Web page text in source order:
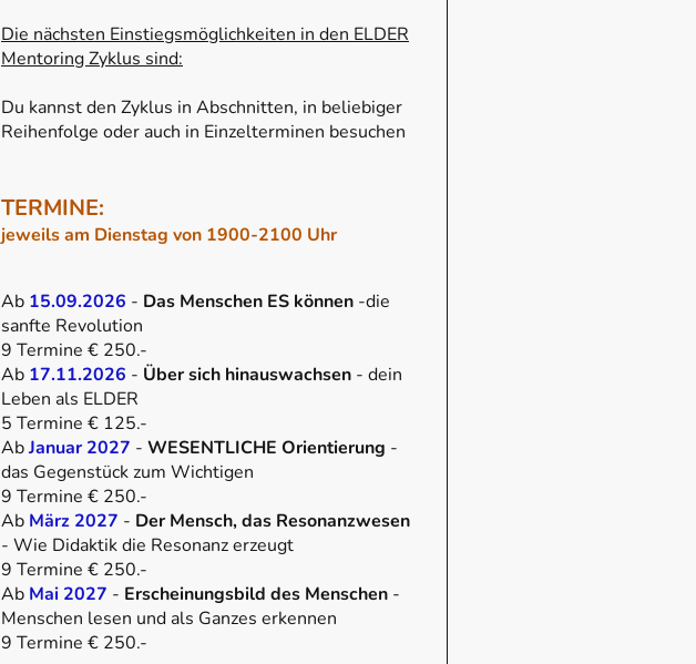
Die nächsten Einstiegsmöglichkeiten in den ELDER
Mentoring Zyklus sind:
Du kannst den Zyklus in Abschnitten, in beliebiger
Reihenfolge oder auch in Einzelterminen besuchen
TERMINE:
jeweils am Dienstag von 1900-2100 Uhr
Ab 15.09.2026 - Das Menschen ES können -die
sanfte Revolution
9 Termine € 250.-
Ab 17.11.2026 - Über sich hinauswachsen - dein
Leben als ELDER
5 Termine € 125.-
AbJanuar 2027 - WESENTLICHE Orientierung -
das Gegenstück zum Wichtigen
9 Termine € 250.-
Ab März 2027 - Der Mensch, das Resonanzwesen
- Wie Didaktik die Resonanz erzeugt
9 Termine € 250.-
Ab Mai 2027 - Erscheinungsbild des Menschen -
Menschen lesen und als Ganzes erkennen
9 Termine € 250.-